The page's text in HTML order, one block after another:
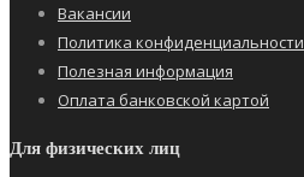
Вакансии
Политика конфиденциальности
Полезная информация
Оплата банковской картой
Для физических лиц